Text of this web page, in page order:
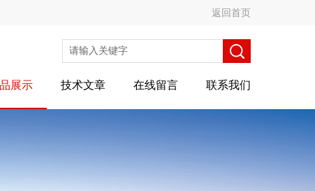
返回首页
展示 技术文章 在线留言 联系我们